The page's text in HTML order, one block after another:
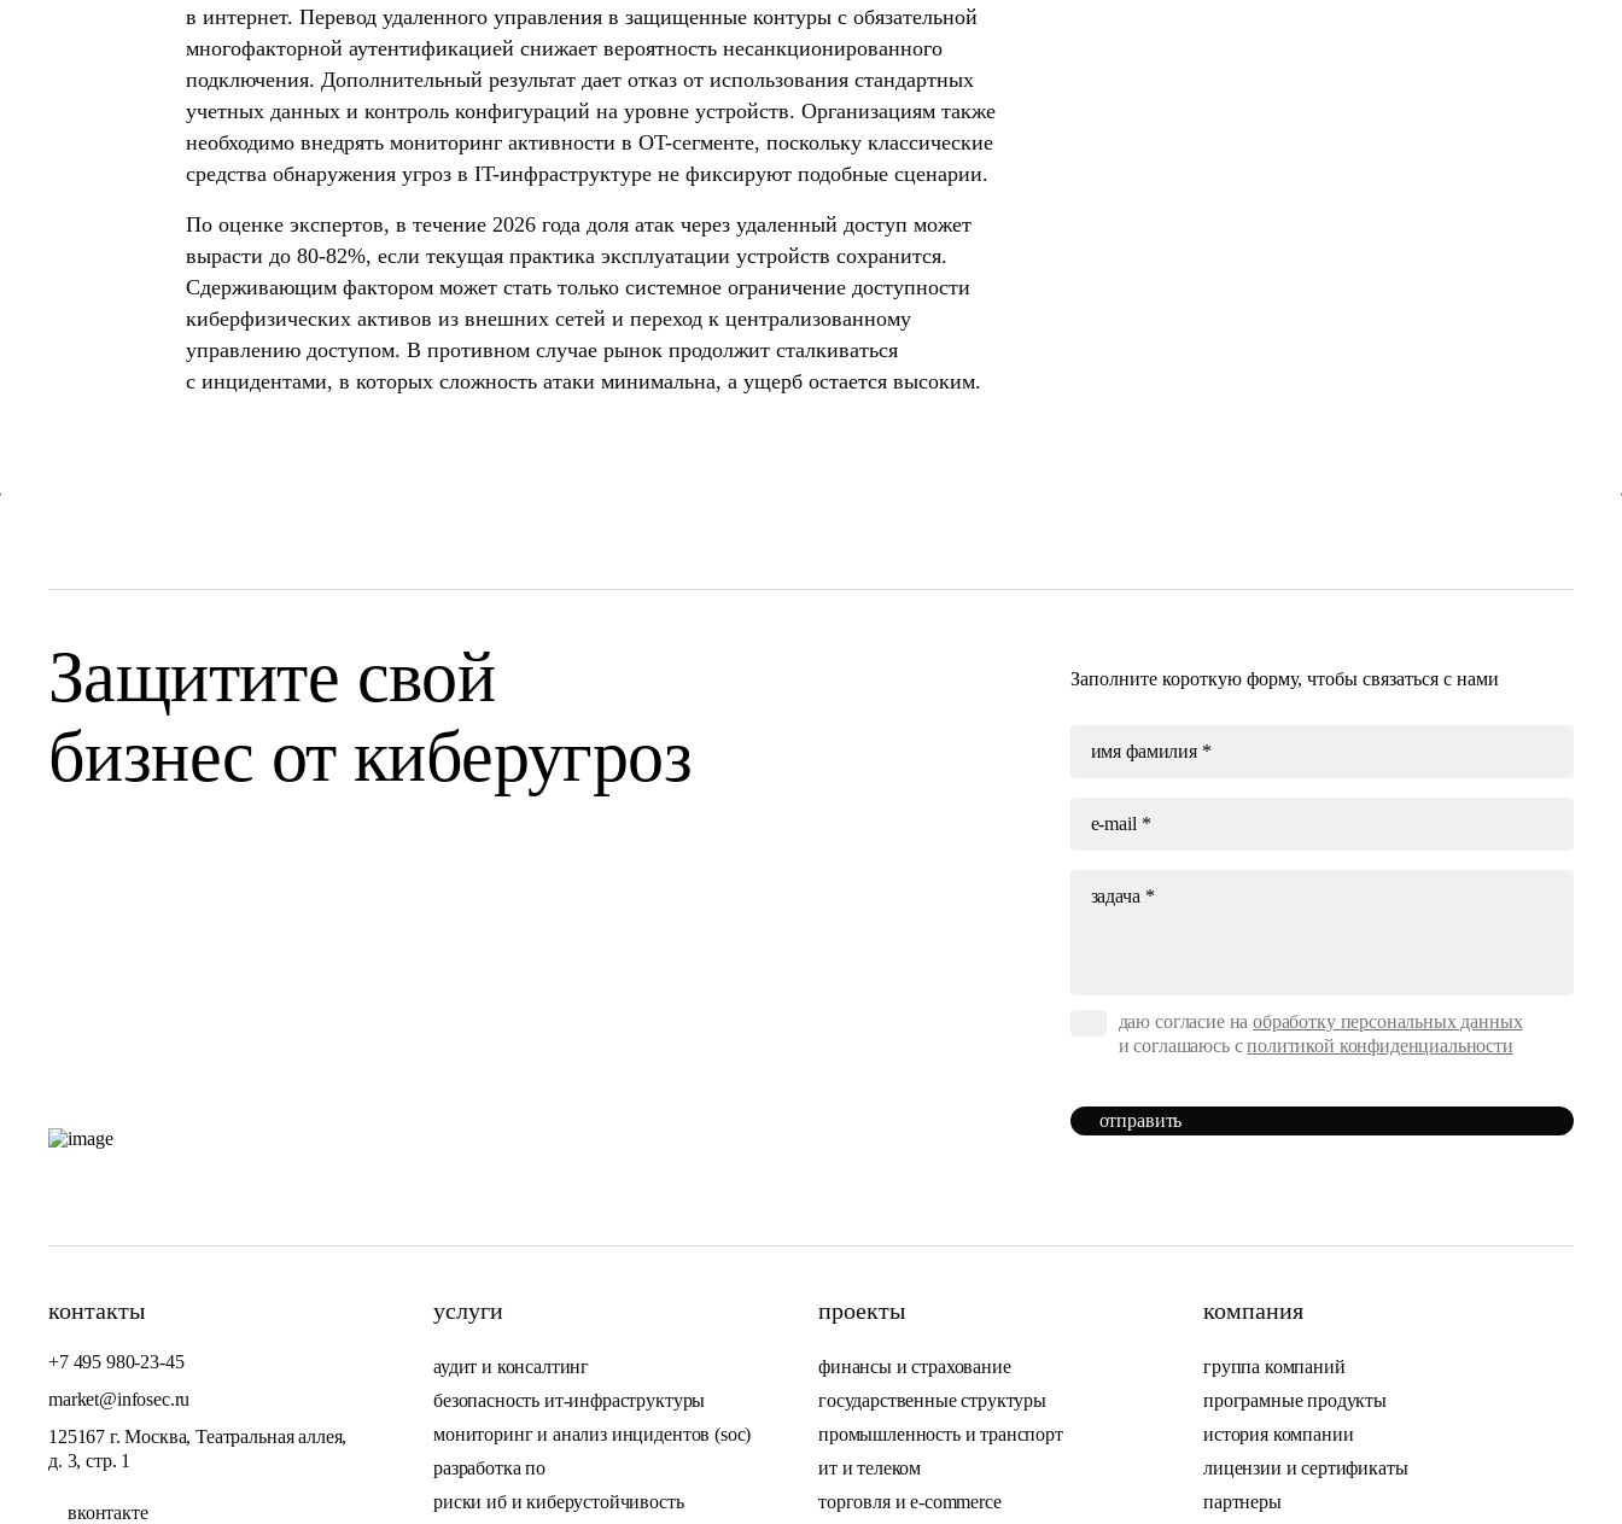
в интернет. Перевод удаленного управления в защищенные контуры с обязательной
многофакторной аутентификацией снижает вероятность несанкционированного
подключения. Дополнительный результат дает отказ от использования стандартных
учетных данных и контроль конфигураций на уровне устройств. Организациям также
необходимо внедрять мониторинг активности в OT-сегменте, поскольку классические
средства обнаружения угроз в IT-инфраструктуре не фиксируют подобные сценарии.
По оценке экспертов, в течение 2026 года доля атак через удаленный доступ может
вырасти до 80-82%, если текущая практика эксплуатации устройств сохранится.
Сдерживающим фактором может стать только системное ограничение доступности
киберфизических активов из внешних сетей и переход к централизованному
управлению доступом. В противном случае рынок продолжит сталкиваться
с инцидентами, в которых сложность атаки минимальна, а ущерб остается высоким.
Защитите свой
бизнес от киберугроз
Заполните короткую форму, чтобы связаться с нами
даю согласие наобработку персональных данных
и соглашаюсь сполитикой конфиденциальности
отправить
контакты
+7 495 980-23-45
market@infosec.ru
125167 г. Москва, Театральная аллея,
д. 3, стр. 1
вконтакте
услуги
аудит и консалтинг
безопасность ит-инфраструктуры
мониторинг и анализ инцидентов (soc)
разработка по
риски иб и киберустойчивость
проекты
финансы и страхование
государственные структуры
промышленность и транспорт
ит и телеком
торговля и e-commerce
компания
группа компаний
програмные продукты
история компании
лицензии и сертификаты
партнеры